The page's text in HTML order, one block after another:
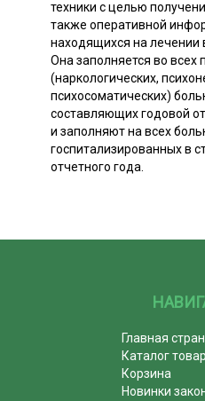
техники с целью
также оперативной
находящихся на лечении
Она заполняется во всех
(наркологических,
психосоматических)
составляющих годовой
и заполняют на всех
госпитализированных в
отчетного года.
Главная
Каталог
Корзина
Новинки